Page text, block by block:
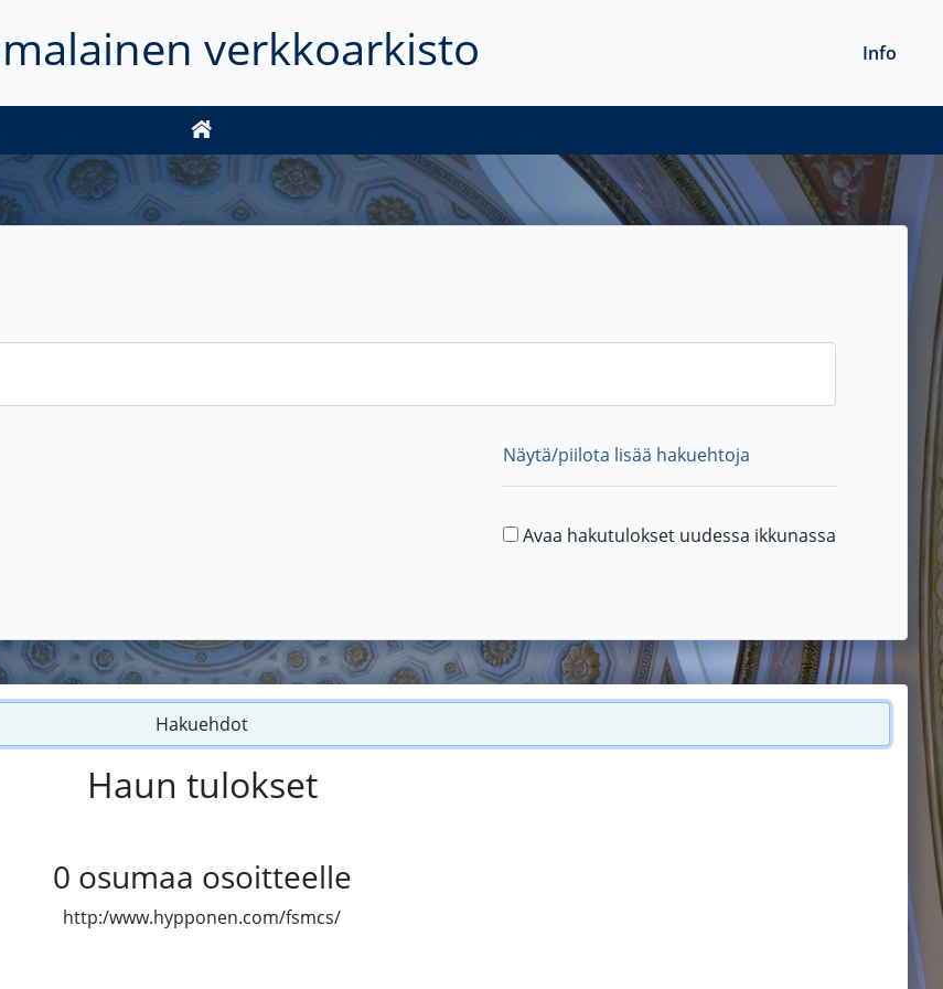
verkkoarkisto Info
Näytä/piilota lisää hakuehtoja
Avaa hakutulokset uudessa ikkunassa
Hakuehdot
Haun tulokset
0 osumaa osoitteelle
http:/www.hypponen.com/fsmcs/